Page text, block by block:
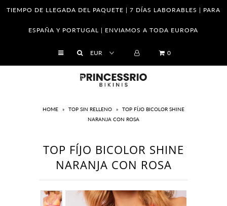
TIEMPO DE LLEGADA DEL PAQUETE | 7 DÍAS LABORABLES | PARA
ESPAÑA Y PORTUGAL | ENVIAMOS A TODA EUROPA
0
HOME » TOP SIN RELLENO »
TOP FÍJO BICOLOR SHINE
NARANJA CON ROSA
TOP FÍJO BICOLOR SHINE
NARANJA CON ROSA
Empresa
El cuidado de sus piezas
Cambios y Devoluciones
Política de Privacidad